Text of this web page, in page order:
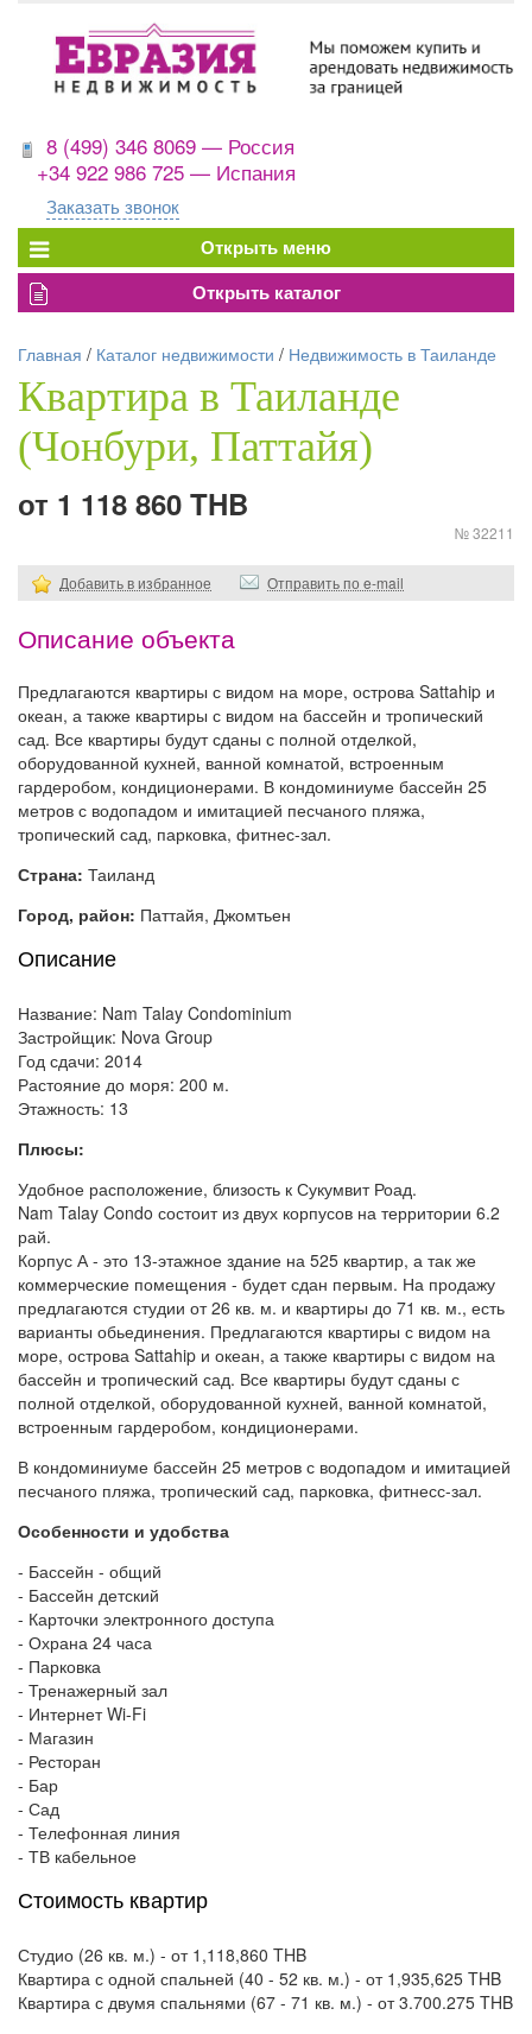
8 (499) 346 8069 — Россия
+34 922 986 725 — Испания
Заказать звонок
Главная / Каталог недвижимости / Недвижимость в Таиланде
Квартира в Таиланде
(Чонбури, Паттайя)
от 1 118 860 THB
№ 32211
Добавить в избранное Отправить по e-mail
Описание объекта
Предлагаются квартиры с видом на море, острова Sattahip и
океан, а также квартиры с видом на бассейн и тропический
сад. Все квартиры будут сданы с полной отделкой,
оборудованной кухней, ванной комнатой, встроенным
гардеробом, кондиционерами. В кондоминиуме бассейн 25
метров с водопадом и имитацией песчаного пляжа,
тропический сад, парковка, фитнес-зал.
Страна: Таиланд
Город, район: Паттайя, Джомтьен
Описание
Название: Nam Talay Condominium
Застройщик: Nova Group
Год сдачи: 2014
Растояние до моря: 200 м.
Этажность: 13
Плюсы:
Удобное расположение, близость к Сукумвит Роад.
Nam Talay Condo состоит из двух корпусов на территории 6.2
рай.
Корпус А - это 13-этажное здание на 525 квартир, а так же
коммерческие помещения - будет сдан первым. На продажу
предлагаются студии от 26 кв. м. и квартиры до 71 кв. м., есть
варианты обьединения. Предлагаются квартиры с видом на
море, острова Sattahip и океан, а также квартиры с видом на
бассейн и тропический сад. Все квартиры будут сданы с
полной отделкой, оборудованной кухней, ванной комнатой,
встроенным гардеробом, кондиционерами.
В кондоминиуме бассейн 25 метров с водопадом и имитацией
песчаного пляжа, тропический сад, парковка, фитнесс-зал.
Особенности и удобства
- Бассейн - общий
- Бассейн детский
- Карточки электронного доступа
- Охрана 24 часа
- Парковка
- Тренажерный зал
- Интернет Wi-Fi
- Магазин
- Ресторан
- Бар
- Сад
- Телефонная линия
- ТВ кабельное
Стоимость квартир
Студио (26 кв. м.) - от 1,118,860 THB
Квартира с одной спальней (40 - 52 кв. м.) - от 1,935,625 THB
Квартира с двумя спальнями (67 - 71 кв. м.) - от 3.700.275 THB